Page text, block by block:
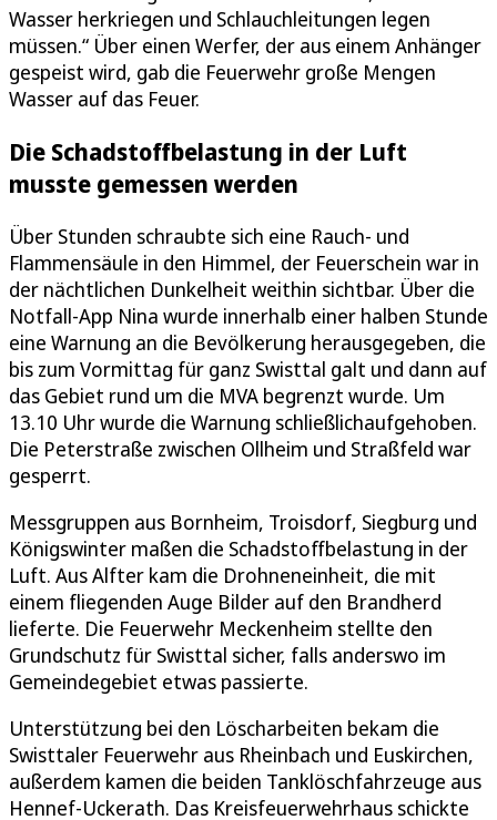
Wasser herkriegen und Schlauchleitungen legen
müssen.“ Über einen Werfer, der aus einem Anhänger
gespeist wird, gab die Feuerwehr große Mengen
Wasser auf das Feuer.
Die Schadstoffbelastung in der Luft
musste gemessen werden
Über Stunden schraubte sich eine Rauch- und
Flammensäule in den Himmel, der Feuerschein war in
der nächtlichen Dunkelheit weithin sichtbar. Über die
Notfall-App Nina wurde innerhalb einer halben Stunde
eine Warnung an die Bevölkerung herausgegeben, die
bis zum Vormittag für ganz Swisttal galt und dann auf
das Gebiet rund um die MVA begrenzt wurde. Um
13.10 Uhr wurde die Warnung schließlichaufgehoben.
Die Peterstraße zwischen Ollheim und Straßfeld war
gesperrt.
Messgruppen aus Bornheim, Troisdorf, Siegburg und
Königswinter maßen die Schadstoffbelastung in der
Luft. Aus Alfter kam die Drohneneinheit, die mit
einem fliegenden Auge Bilder auf den Brandherd
lieferte. Die Feuerwehr Meckenheim stellte den
Grundschutz für Swisttal sicher, falls anderswo im
Gemeindegebiet etwas passierte.
Unterstützung bei den Löscharbeiten bekam die
Swisttaler Feuerwehr aus Rheinbach und Euskirchen,
außerdem kamen die beiden Tanklöschfahrzeuge aus
Hennef-Uckerath. Das Kreisfeuerwehrhaus schickte